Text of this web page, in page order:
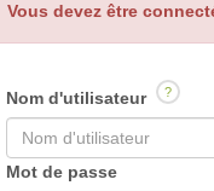
Vous devez être
Nom d'utilisateur ?
Mot de passe